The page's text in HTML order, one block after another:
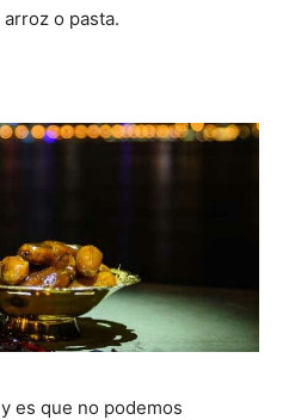
o pasta.
es que no podemos